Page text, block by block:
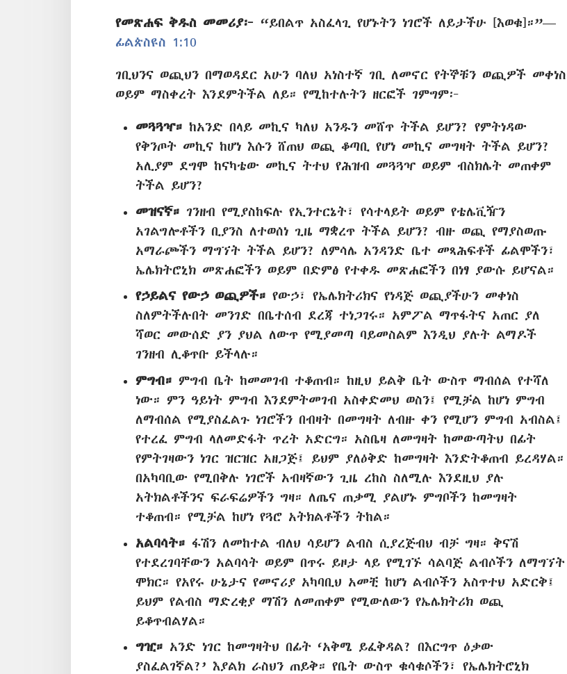
የመጽሐፍ ቅዱስ መመሪያ፦
“ይበልጥ አስፈላጊ የሆኑትን ነገሮች ለይታችሁ [እወቁ]።”—
ፊልጵስዩስ 1:10
ገቢህንና ወጪህን በማወዳደር አሁን ባለህ አነስተኛ ገቢ ለመኖር የትኞቹን ወጪዎች መቀነስ
ወይም ማስቀረት እንደምትችል ለይ። የሚከተሉትን ዘርፎች ገምግም፦
መጓጓዣ። ከአንድ በላይ መኪና ካለህ አንዱን መሸጥ ትችል ይሆን? የምትነዳው
የቅንጦት መኪና ከሆነ እሱን ሸጠህ ወጪ ቆጣቢ የሆነ መኪና መግዛት ትችል ይሆን?
አሊያም ደግሞ ከናካቴው መኪና ትተህ የሕዝብ መጓጓዣ ወይም ብስክሌት መጠቀም
ትችል ይሆን?
መዝናኛ። ገንዘብ የሚያስከፍሉ የኢንተርኔት፣ የሳተላይት ወይም የቴሌቪዥን
አገልግሎቶችን ቢያንስ ለተወሰነ ጊዜ ማቋረጥ ትችል ይሆን? ብዙ ወጪ የማያስወጡ
አማራጮችን ማግኘት ትችል ይሆን? ለምሳሌ አንዳንድ ቤተ መጻሕፍቶች ፊልሞችን፣
ኤሌክትሮኒክ መጽሐፎችን ወይም በድምፅ የተቀዱ መጽሐፎችን በነፃ ያውሱ ይሆናል።
የኃይልና የውኃ ወጪዎች። የውኃ፣ የኤሌክትሪክና የነዳጅ ወጪያችሁን መቀነስ
ስለምትችሉበት መንገድ በቤተሰብ ደረጃ ተነጋገሩ። አምፖል ማጥፋትና አጠር ያለ
ሻወር መውሰድ ያን ያህል ለውጥ የሚያመጣ ባይመስልም እንዲህ ያሉት ልማዶች
ገንዘብ ሊቆጥቡ ይችላሉ።
ምግብ። ምግብ ቤት ከመመገብ ተቆጠብ። ከዚህ ይልቅ ቤት ውስጥ ማብሰል የተሻለ
ነው። ምን ዓይነት ምግብ እንደምትመገብ አስቀድመህ ወስን፤ የሚቻል ከሆነ ምግብ
ለማብሰል የሚያስፈልጉ ነገሮችን በብዛት በመግዛት ለብዙ ቀን የሚሆን ምግብ አብስል፤
የተረፈ ምግብ ላለመድፋት ጥረት አድርግ። አስቤዛ ለመግዛት ከመውጣትህ በፊት
የምትገዛውን ነገር ዝርዝር አዘጋጅ፤ ይህም ያለዕቅድ ከመግዛት እንድትቆጠብ ይረዳሃል።
በአካባቢው የሚበቅሉ ነገሮች አብዛኛውን ጊዜ ረከስ ስለሚሉ እንደዚህ ያሉ
አትክልቶችንና ፍራፍሬዎችን ግዛ። ለጤና ጠቃሚ ያልሆኑ ምግቦችን ከመግዛት
ተቆጠብ። የሚቻል ከሆነ የጓሮ አትክልቶችን ትከል።
አልባሳት። ፋሽን ለመከተል ብለህ ሳይሆን ልብስ ሲያረጅብህ ብቻ ግዛ። ቅናሽ
የተደረገባቸውን አልባሳት ወይም በጥሩ ይዞታ ላይ የሚገኙ ሳልባጅ ልብሶችን ለማግኘት
ሞክር። የአየሩ ሁኔታና የመኖሪያ አካባቢህ አመቺ ከሆነ ልብሶችን አስጥተህ አድርቅ፤
ይህም የልብስ ማድረቂያ ማሽን ለመጠቀም የሚውለውን የኤሌክትሪክ ወጪ
ይቆጥብልሃል።
ግዢ። አንድ ነገር ከመግዛትህ በፊት ‘አቅሜ ይፈቅዳል? በእርግጥ ዕቃው
ያስፈልገኛል?’ እያልክ ራስህን ጠይቅ። የቤት ውስጥ ቁሳቁሶችን፣ የኤሌክትሮኒክ